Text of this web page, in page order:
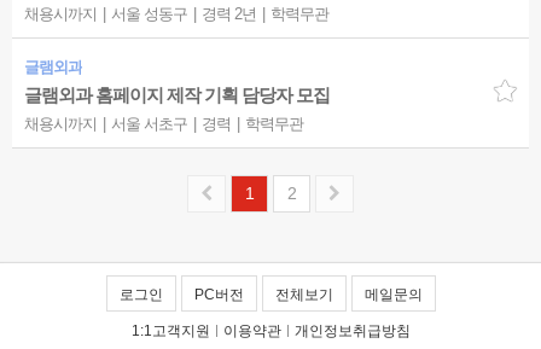
채용시까지 서울 성동구 경력 2년 학력무관
글램외과
글램외과 홈페이지 제작 기획 담당자 모집
채용시까지 서울 서초구 경력 학력무관
1 2
로그인 PC버전 전체보기 메일문의
1:1고객지원 | 이용약관 | 개인정보취급방침